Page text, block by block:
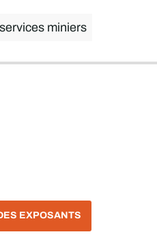
miniers
EXPOSANTS